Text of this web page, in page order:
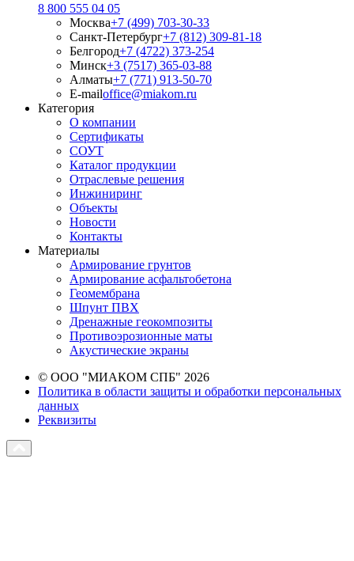
8 800 555 04 05
Москва+7 (499) 703-30-33
Санкт-Петербург+7 (812) 309-81-18
Белгород+7 (4722) 373-254
Минск+3 (7517) 365-03-88
Алматы+7 (771) 913-50-70
E-mailoffice@miakom.ru
Категория
О компании
Сертификаты
СОУТ
Каталог продукции
Отраслевые решения
Инжиниринг
Объекты
Новости
Контакты
Материалы
Армирование грунтов
Армирование асфальтобетона
Геомембрана
Шпунт ПВХ
Дренажные геокомпозиты
Противоэрозионные маты
Акустические экраны
© ООО "МИАКОМ СПБ" 2026
Политика в области защиты и обработки персональных
данных
Реквизиты